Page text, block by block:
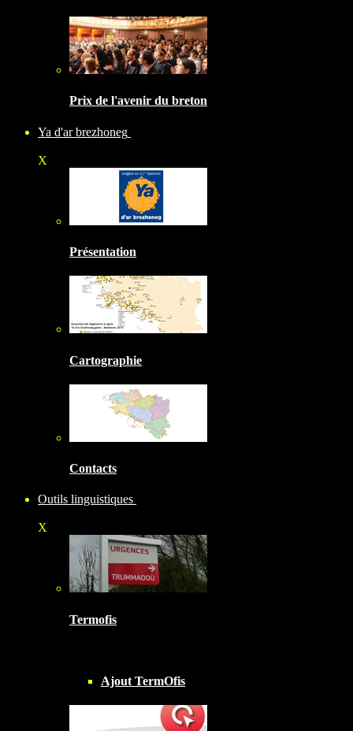
Prix de l'avenir du breton
Ya d'ar brezhoneg
X
Présentation
Cartographie
Contacts
Outils linguistiques
X
Termofis
Ajout TermOfis